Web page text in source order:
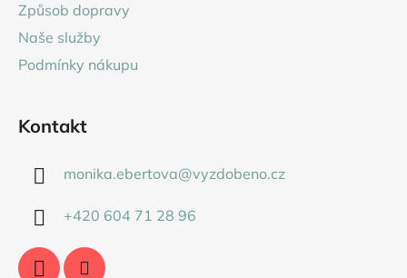
Způsob dopravy
Naše služby
Podmínky nákupu
Kontakt
monika.ebertova@vyzdobeno.cz
+420 604 71 28 96